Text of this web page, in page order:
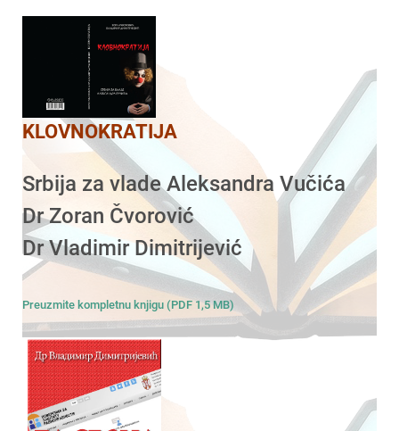
KLOVNOKRATIJA
Srbija za vlade Aleksandra Vučića
Dr Zoran Čvorović
Dr Vladimir Dimitrijević
Preuzmite kompletnu knjigu (PDF 1,5 MB)